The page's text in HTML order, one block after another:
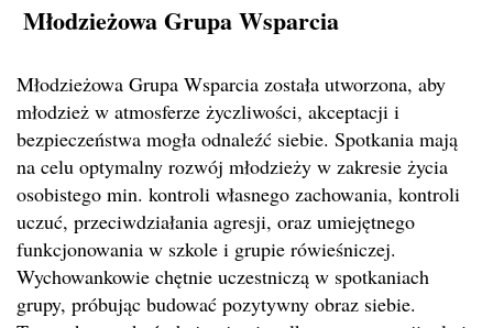
Młodzieżowa Grupa Wsparcia
Młodzieżowa Grupa Wsparcia została utworzona, aby
młodzież w atmosferze życzliwości, akceptacji i
bezpieczeństwa mogła odnaleźć siebie. Spotkania mają
na celu optymalny rozwój młodzieży w zakresie życia
osobistego min. kontroli własnego zachowania, kontroli
uczuć, przeciwdziałania agresji, oraz umiejętnego
funkcjonowania w szkole i grupie rówieśniczej.
Wychowankowie chętnie uczestniczą w spotkaniach
grupy, próbując budować pozytywny obraz siebie.